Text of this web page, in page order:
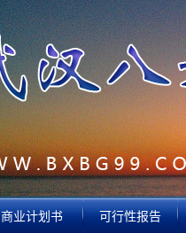
商业计划书 可行性报告